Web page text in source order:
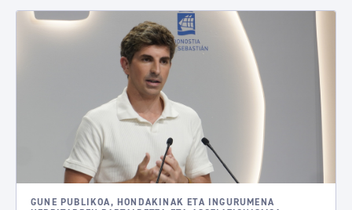
GUNE PUBLIKOA, HONDAKINAK ETA INGURUMENA